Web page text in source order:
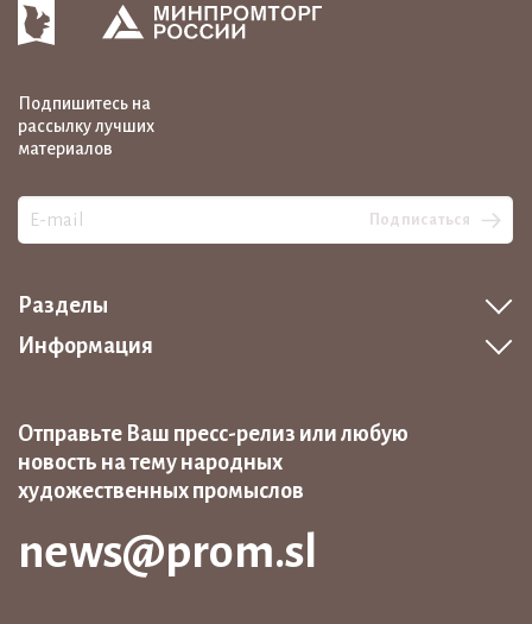
Подпишитесь на
рассылку лучших
материалов
Подписаться
Разделы
Информация
Отправьте Ваш пресс-релиз или любую
новость на тему народных
художественных промыслов
news@prom.sl